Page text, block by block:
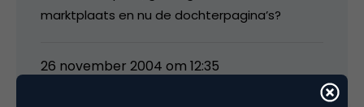
marktplaats en nu de dochterpagina’s?
26 november 2004 om 12:35